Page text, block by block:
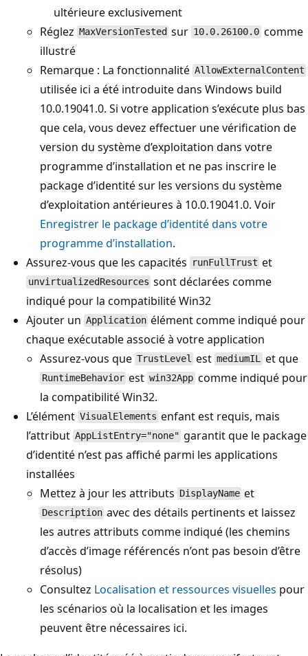
ultérieure exclusivement
Réglez MaxVersionTested sur 10.0.26100.0 comme
illustré
Remarque : La fonctionnalité AllowExternalContent
utilisée ici a été introduite dans Windows build
10.0.19041.0. Si votre application s’exécute plus bas
que cela, vous devez effectuer une vérification de
version du système d’exploitation dans votre
programme d’installation et ne pas inscrire le
package d’identité sur les versions du système
d’exploitation antérieures à 10.0.19041.0. Voir
Enregistrer le package d’identité dans votre
programme d’installation.
Assurez-vous que les capacités
runFullTrust et
unvirtualizedResources sont déclarées comme
indiqué pour la compatibilité Win32
Ajouter un Application élément comme indiqué pour
chaque exécutable associé à votre application
Assurez-vous que TrustLevel est mediumIL et que
RuntimeBehavior est win32App comme indiqué pour
la compatibilité Win32.
L’élément VisualElements enfant est requis, mais
l’attribut AppListEntry="none" garantit que le package
d’identité n’est pas affiché parmi les applications
installées
Mettez à jour les attributs DisplayName et
Description avec des détails pertinents et laissez
les autres attributs comme indiqué (les chemins
d’accès d’image référencés n’ont pas besoin d’être
résolus)
Consultez Localisation et ressources visuelles pour
les scénarios où la localisation et les images
peuvent être nécessaires ici.